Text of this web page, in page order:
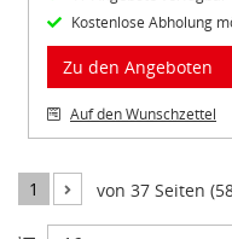
Kostenlose Abholung
Zu den Angeboten
Auf den Wunschzettel
1 von 37 Seiten